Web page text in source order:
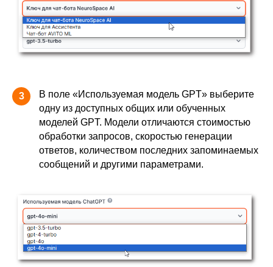
3
В поле «Используемая модель GPT» выберите
одну из доступных общих или обученных
моделей GPT. Модели отличаются стоимостью
обработки запросов, скоростью генерации
ответов, количеством последних запоминаемых
сообщений и другими параметрами.